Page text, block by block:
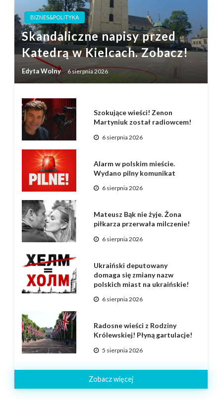
BIZNES&POLITYKA
Skandaliczne napisy przed
Katedrą w Kielcach. Zobacz!
Edyta Wolny 6 sierpnia 2026
Szokujące wieści! Zenon
Martyniuk został radiowcem!
6 sierpnia 2026
Alarm w polskim mieście.
Wydano pilny komunikat
6 sierpnia 2026
Mateusz Bąk nie żyje. Żona
piłkarza przerwała milczenie!
6 sierpnia 2026
Ukraiński deputowany
domaga się zmiany nazw
polskich miast na ukraińskie!
6 sierpnia 2026
Radosne wieści z Rodziny
Królewskiej! Płyną gartulacje!
5 sierpnia 2026
Zobacz więcej